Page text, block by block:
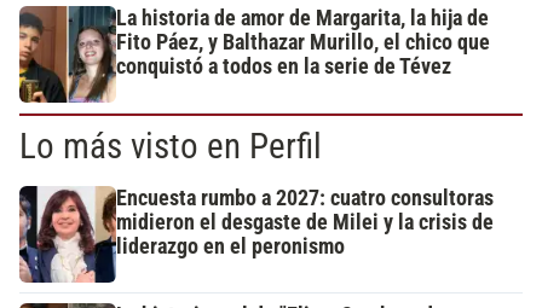
La historia de amor de Margarita, la hija de
Fito Páez, y Balthazar Murillo, el chico que
conquistó a todos en la serie de Tévez
Lo más visto en Perfil
Encuesta rumbo a 2027: cuatro consultoras
midieron el desgaste de Milei y la crisis de
liderazgo en el peronismo